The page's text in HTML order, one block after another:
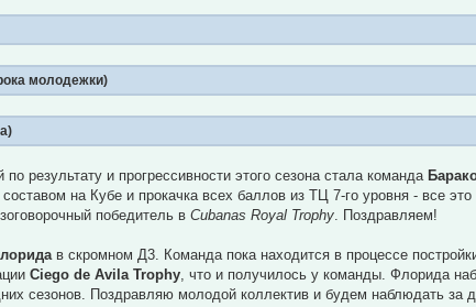
молодежки)
результату и прогрессивности этого сезона стала команда
на Кубе и прокачка всех баллов из ТЦ 7-го уровня - все
победитель вCubanas Royal Trophy. Поздравляем!
в скромном Д3. Команда пока находится в процессе
Ciego de Avila Trophy, что и получилось у команды. Флорида
сезонов. Поздравляю молодой коллектив и будем наблюдать